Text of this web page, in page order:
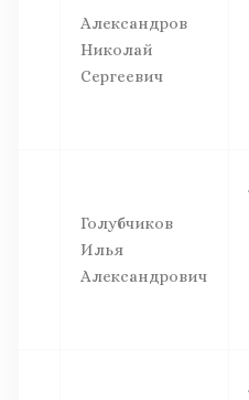
Александров
Николай
Сергеевич
Голубчиков
Илья
Александрович